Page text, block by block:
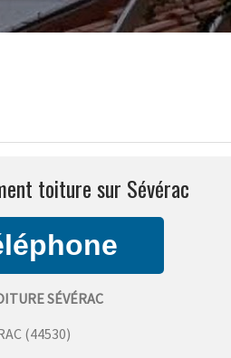
toiture sur Sévérac
SÉVÉRAC
(44530)